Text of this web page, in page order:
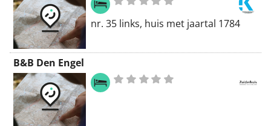
gemeente Zemst.
nr. 35 links, huis met jaartal 1784
B&B Den Engel